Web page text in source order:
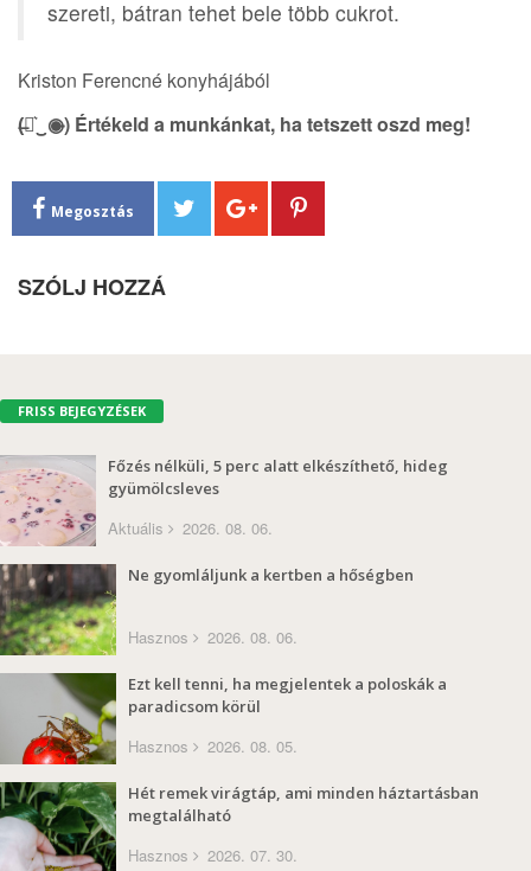
szereti, bátran tehet bele több cukrot.
Kriston Ferencné konyhájából
(̶◉͛‿◉̶) Értékeld a munkánkat, ha tetszett oszd meg!
Megosztás
SZÓLJ HOZZÁ
FRISS BEJEGYZÉSEK
Főzés nélküli, 5 perc alatt elkészíthető, hideg
gyümölcsleves
Aktuális 2026. 08. 06.
Ne gyomláljunk a kertben a hőségben
Hasznos 2026. 08. 06.
Ezt kell tenni, ha megjelentek a poloskák a
paradicsom körül
Hasznos 2026. 08. 05.
Hét remek virágtáp, ami minden háztartásban
megtalálható
Hasznos 2026. 07. 30.